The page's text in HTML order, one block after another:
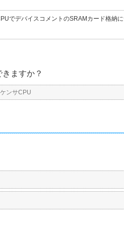
でデバイスコメントのSRAMカード格納
ますか？
ンサCPU